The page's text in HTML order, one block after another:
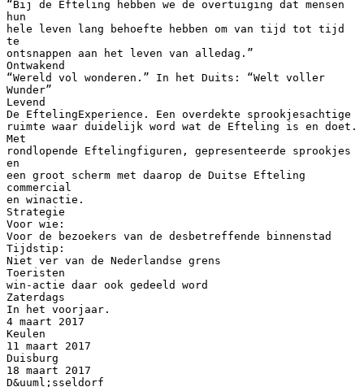
“Bij de Efteling hebben we de overtuiging dat mensen
hun
hele leven lang behoefte hebben om van tijd tot tijd
te
ontsnappen aan het leven van alledag.”
Ontwakend
“Wereld vol wonderen.” In het Duits: “Welt voller
Wunder”
Levend
De EftelingExperience. Een overdekte sprookjesachtige
ruimte waar duidelijk word wat de Efteling is en doet.
Met
rondlopende Eftelingfiguren, gepresenteerde sprookjes
en
een groot scherm met daarop de Duitse Efteling
commercial
en winactie.
Strategie
Voor wie:
Voor de bezoekers van de desbetreffende binnenstad
Tijdstip:
Niet ver van de Nederlandse grens
Toeristen
win-actie daar ook gedeeld word
Zaterdags
In het voorjaar.
4 maart 2017
Keulen
11 maart 2017
Duisburg
18 maart 2017
D&uuml;sseldorf